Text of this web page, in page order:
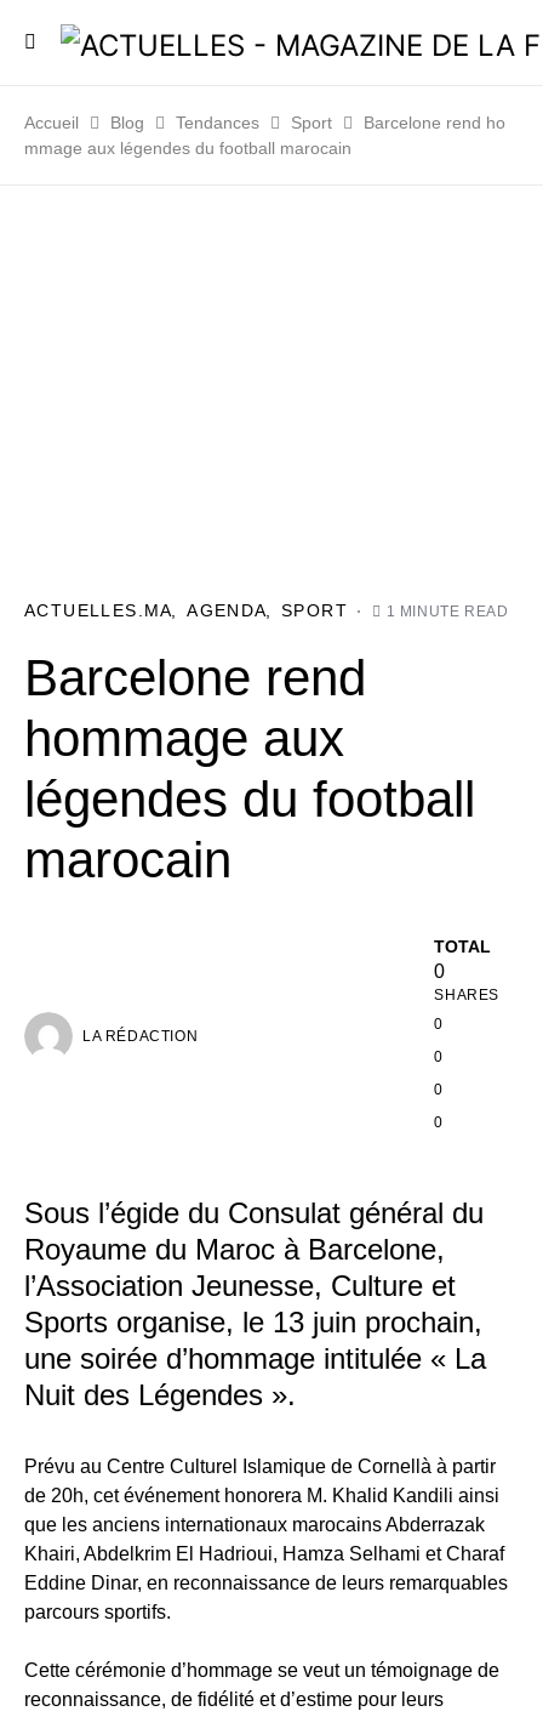
Accueil Blog Tendances Sport
Barcelone rend ho
mmage aux légendes du football marocain
ACTUELLES.MA AGENDA SPORT 1 MINUTE READ
Barcelone rend
hommage aux
légendes du football
marocain
LA RÉDACTION
TOTAL
0
SHARES
0
0
0
0
Sous l’égide du Consulat général du
Royaume du Maroc à Barcelone,
l’Association Jeunesse, Culture et
Sports organise, le 13 juin prochain,
une soirée d’hommage intitulée « La
Nuit des Légendes ».
Prévu au Centre Culturel Islamique de Cornellà à partir
de 20h, cet événement honorera M. Khalid Kandili ainsi
que les anciens internationaux marocains Abderrazak
Khairi, Abdelkrim El Hadrioui, Hamza Selhami et Charaf
Eddine Dinar, en reconnaissance de leurs remarquables
parcours sportifs.
Cette cérémonie d’hommage se veut un témoignage de
reconnaissance, de fidélité et d’estime pour leurs